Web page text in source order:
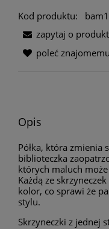
Kod produktu:
zapytaj o produkt
poleć znajomemu
Opis
Półka, która zmienia
biblioteczka
których maluch
Każdą ze
kolor, co sprawi że
stylu.
Skrzyneczki z jednej